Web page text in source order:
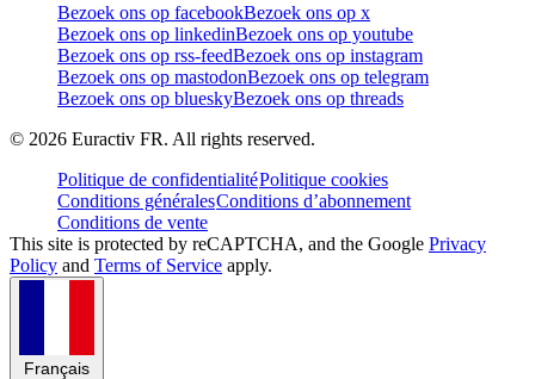
Bezoek ons op facebookBezoek ons op x
Bezoek ons op linkedinBezoek ons op youtube
Bezoek ons op rss-feedBezoek ons op instagram
Bezoek ons op mastodonBezoek ons op telegram
Bezoek ons op blueskyBezoek ons op threads
© 2026 Euractiv FR. All rights reserved.
Politique de confidentialitéPolitique cookies
Conditions généralesConditions d’abonnement
Conditions de vente
This site is protected by reCAPTCHA, and the Google Privacy
Policy and Terms of Service apply.
Français